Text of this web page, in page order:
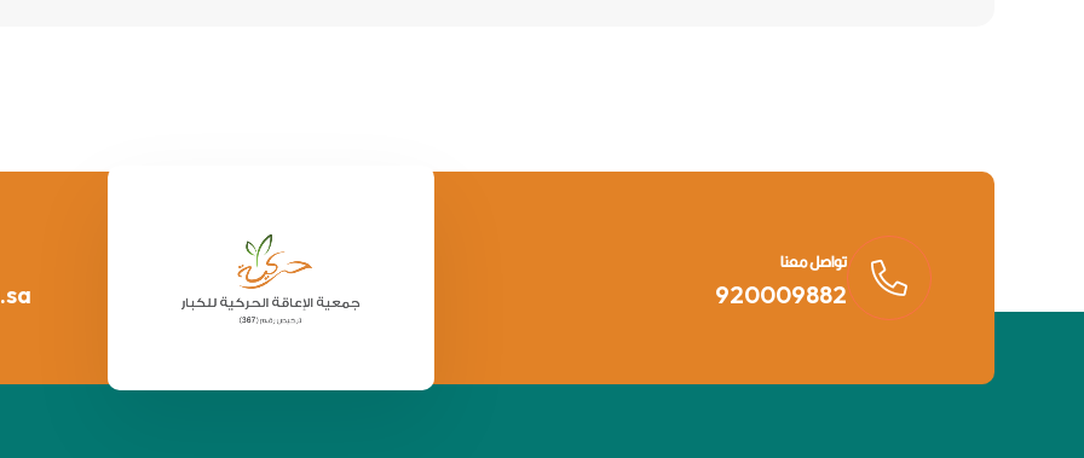
تواصل معنا
920009882